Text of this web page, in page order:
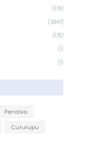
(179)
(3847)
(179)
(1)
(1)
Penalva
Cururupu